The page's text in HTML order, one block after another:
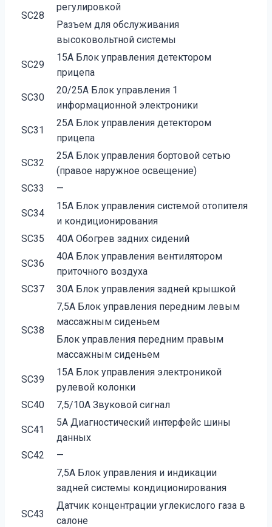
SC28
регулировкой
Разъем для обслуживания
высоковольтной системы
SC29
15А Блок управления детектором
прицепа
SC30
20/25А Блок управления 1
информационной электроники
SC31
25А Блок управления детектором
прицепа
SC32
25А Блок управления бортовой сетью
(правое наружное освещение)
SC33
—
SC34
15А Блок управления системой отопителя
и кондиционирования
SC35
40А Обогрев задних сидений
SC36
40А Блок управления вентилятором
приточного воздуха
SC37
30А Блок управления задней крышкой
SC38
7,5А Блок управления передним левым
массажным сиденьем
Блок управления передним правым
массажным сиденьем
SC39
15А Блок управления электроникой
рулевой колонки
SC40
7,5/10А Звуковой сигнал
SC41
5А Диагностический интерфейс шины
данных
SC42
—
SC43
7,5А Блок управления и индикации
задней системы кондиционирования
Датчик концентрации углекислого газа в
салоне